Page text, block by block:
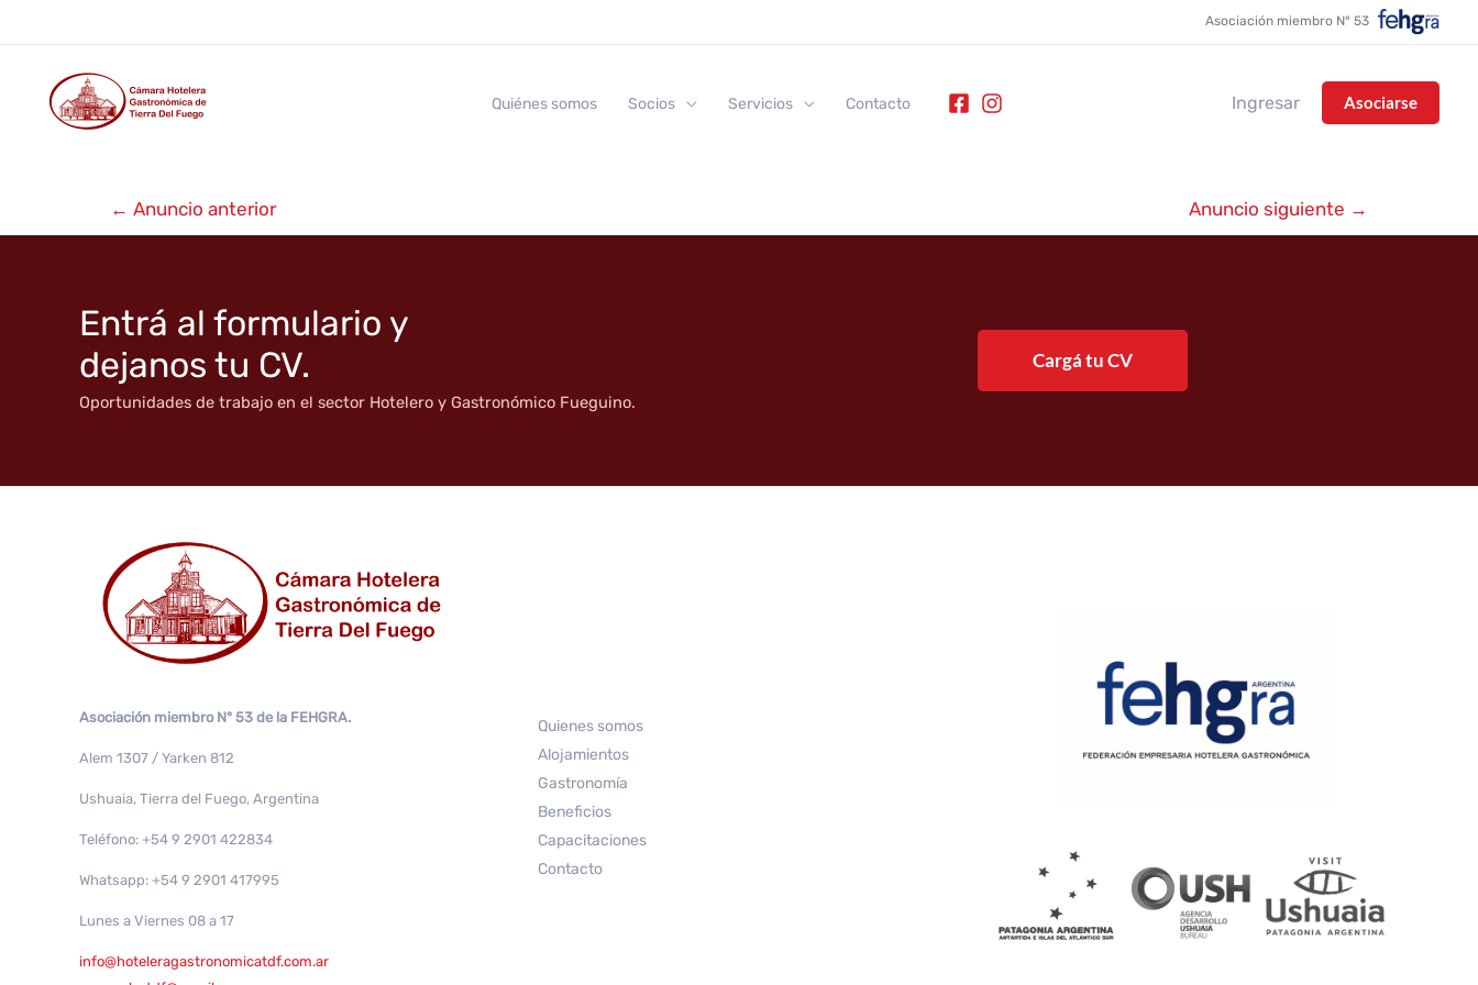
contenido
Asociación miembro N° 53
Quiénes somos Socios Servicios Contacto Ingresar Asociarse
Navegación
de
← Anuncio anterior Anuncio siguiente →
Entrá al formulario y
dejanos tu CV.
Oportunidades de trabajo en el sector Hotelero y Gastronómico Fueguino.
Cargá tu CV
Asociación miembro N° 53 de la FEHGRA.
Alem 1307 / Yarken 812
Ushuaia, Tierra del Fuego, Argentina
Teléfono: +54 9 2901 422834
Whatsapp: +54 9 2901 417995
Lunes a Viernes 08 a 17
info@hoteleragastronomicatdf.com.ar
Quienes somos
Alojamientos
Gastronomía
Beneficios
Capacitaciones
Contacto